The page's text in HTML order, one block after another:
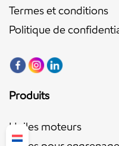
Termes et conditions
Politique de
Produits
Huiles moteurs